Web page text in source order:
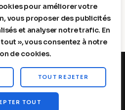
pour améliorer votre
vous proposer des publicités
et analyser notre trafic. En
», vous consentez à notre
de cookies.
TOUT REJETER
TOUT
Steelldy© 2026. All Rights Reserved.